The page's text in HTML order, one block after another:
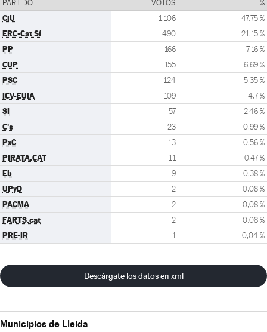
PARTIDO VOTOS %
CiU 1.106 47,75 %
ERC-Cat Sí 490 21,15 %
PP 166 7,16 %
CUP 155 6,69 %
PSC 124 5,35 %
ICV-EUiA 109 4,7 %
SI 57 2,46 %
C's 23 0,99 %
PxC 13 0,56 %
PIRATA.CAT 11 0,47 %
Eb 9 0,38 %
UPyD 2 0,08 %
PACMA 2 0,08 %
FARTS.cat 2 0,08 %
PRE-IR 1 0,04 %
Descárgate los datos en xml
Municipios de Lleida